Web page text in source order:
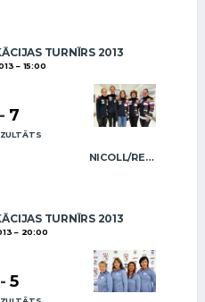
TURNĪRS 2013
15:00
NICOLL/REGŽA
- 7
TURNĪRS 2013
20:00
- 5